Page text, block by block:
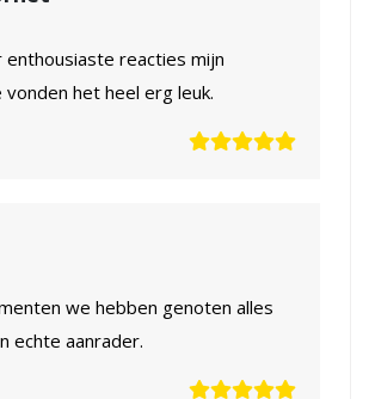
enthousiaste reacties mijn
vonden het heel erg leuk.
we hebben genoten alles
echte aanrader.